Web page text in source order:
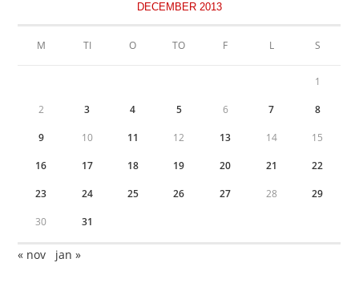
DECEMBER 2013
M TI O TO F L S
1
2 3 4 5 6 7 8
9 10 11 12 13 14 15
16 17 18 19 20 21 22
23 24 25 26 27 28 29
30 31
« nov jan »